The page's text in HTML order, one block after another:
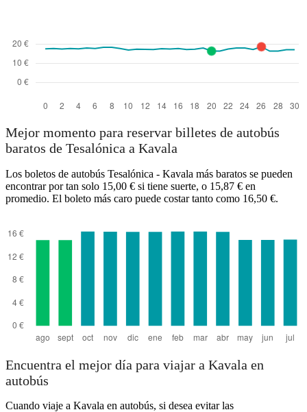
Mejor momento para reservar billetes de autobús
baratos de Tesalónica a Kavala
Los boletos de autobús Tesalónica - Kavala más baratos se pueden
encontrar por tan solo 15,00 € si tiene suerte, o 15,87 € en
promedio. El boleto más caro puede costar tanto como 16,50 €.
Encuentra el mejor día para viajar a Kavala en
autobús
Cuando viaje a Kavala en autobús, si desea evitar las